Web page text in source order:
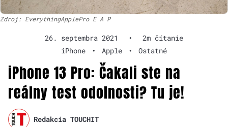
Zdroj: EverythingApplePro E A P
26. septembra 2021 •
2m čítanie
iPhone
• Apple • Ostatné
iPhone 13 Pro: Čakali ste na
reálny test odolnosti? Tu je!
Redakcia TOUCHIT